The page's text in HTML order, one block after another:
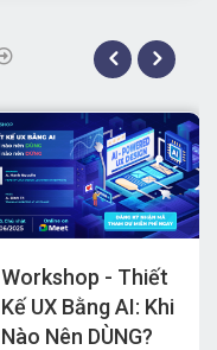
Workshop - Thiết
Kế UX Bằng AI: Khi
Nào Nên DÙNG?